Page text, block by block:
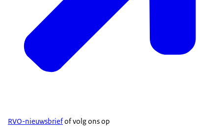
RVO-nieuwsbriefof volg ons op